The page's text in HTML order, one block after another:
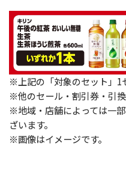
※上記の「対象のセット」1
※他のセール・割引券・引
※地域・店舗によっては一
ざいます。
※画像はイメージです。